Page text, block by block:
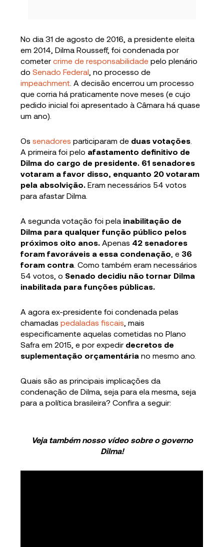
No dia 31 de agosto de 2016, a presidente eleita
em 2014, Dilma Rousseff, foi condenada por
cometercrime de responsabilidade pelo plenário
doSenado Federal , no processo de
impeachment . A decisão encerrou um processo
que corria há praticamente nove meses (e cujo
pedido inicial foi apresentado à Câmara há quase
um ano).
Ossenadores participaram de duas votações
A primeira foi pelo afastamento definitivo de
Dilma do cargo de presidente. 61 senadores
votaram a favor disso, enquanto 20 votaram
pela absolvição. Eram necessários 54 votos
para afastar Dilma.
A segunda votação foi pela inabilitação de
Dilma para qualquer função público pelos
próximos oito anos. Apenas 42 senadores
foram favoráveis a essa condenação , e 36
foram contra . Como também eram necessários
54 votos, o Senado decidiu não tornar Dilma
inabilitada para funções públicas.
A agora ex-presidente foi condenada pelas
chamadaspedaladas fiscais , mais
especificamente aquelas cometidas no Plano
Safra em 2015, e por expedir decretos de
suplementação orçamentária no mesmo ano.
Quais são as principais implicações da
condenação de Dilma, seja para ela mesma, seja
para a política brasileira? Confira a seguir:
Veja também nosso vídeo sobre o governo
Dilma!